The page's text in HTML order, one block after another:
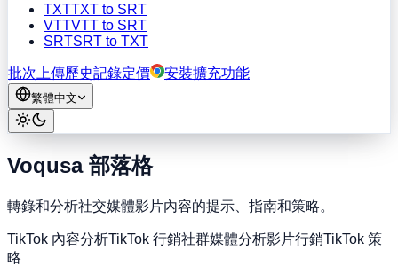
TXTTXT to SRT
VTTVTT to SRT
SRTSRT to TXT
批次上傳歷史記錄定價 安裝擴充功能
繁體中文
Voqusa 部落格
轉錄和分析社交媒體影片內容的提示、指南和策略。
TikTok 內容分析TikTok 行銷社群媒體分析影片行銷TikTok 策
略